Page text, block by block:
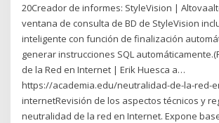
20Creador de informes: StyleVision |
ventana de consulta de BD de StyleVision
inteligente con función de finalización
generar instrucciones SQL
de la Red en Internet | Erik Huesca a…
https://academia.edu/neutralidad-de-la-red-
internetRevisión de los aspectos técnicos y
neutralidad de la red en Internet. Expone